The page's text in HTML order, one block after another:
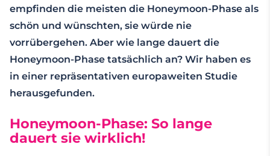
empfinden die meisten die Honeymoon-Phase als
schön und wünschten, sie würde nie
vorrübergehen. Aber wie lange dauert die
Honeymoon-Phase tatsächlich an? Wir haben es
in einer repräsentativen europaweiten Studie
herausgefunden.
Honeymoon-Phase: So lange
dauert sie wirklich!